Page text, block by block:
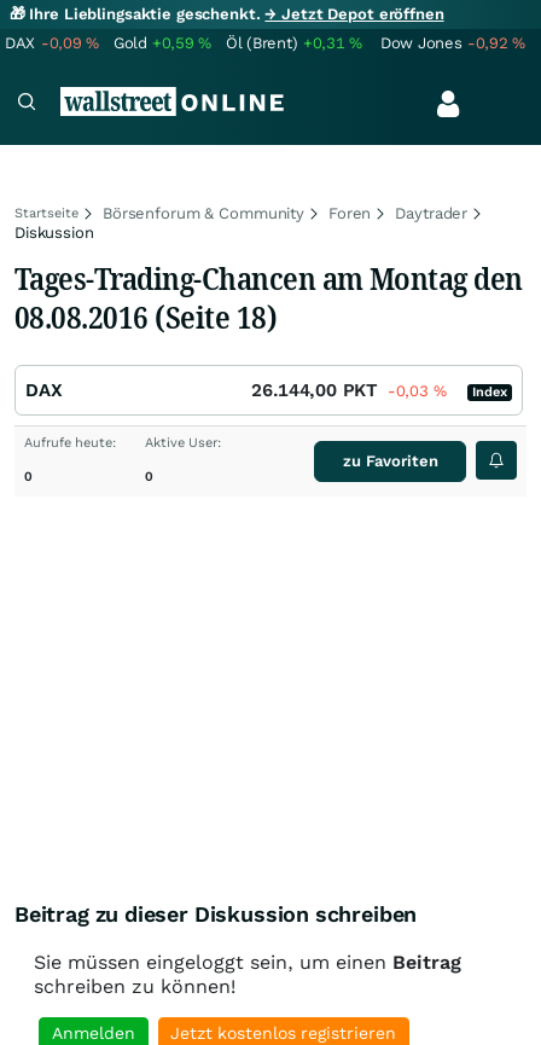
🎁 Ihre Lieblingsaktie geschenkt.→ Jetzt Depot eröffnen
DAX -0,09% Gold +0,59% Öl (Brent) +0,31% Dow Jones -0,92%
Startseite Börsenforum & Community Foren
Daytrader
Diskussion
Tages-Trading-Chancen am Montag den
08.08.2016 (Seite 18)
DAX 26.144,00 PKT -0,03 % Index
Aufrufe heute:
0
Aktive User:
0
zu Favoriten
Beitrag zu dieser Diskussion schreiben
Sie müssen eingeloggt sein, um einen Beitrag
schreiben zu können!
Anmelden Jetzt kostenlos registrieren